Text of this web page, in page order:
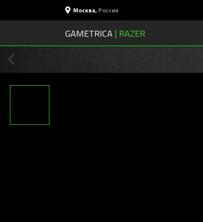
Москва, Россия
GAMETRICA | RAZER